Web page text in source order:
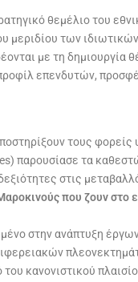
θεμέλιο του
μεριδίου των
με τη δημιουργία
επενδυτών,
τους
παρουσίασε τα
στις
που ζουν στο
στην ανάπτυξη
κανονιστικού